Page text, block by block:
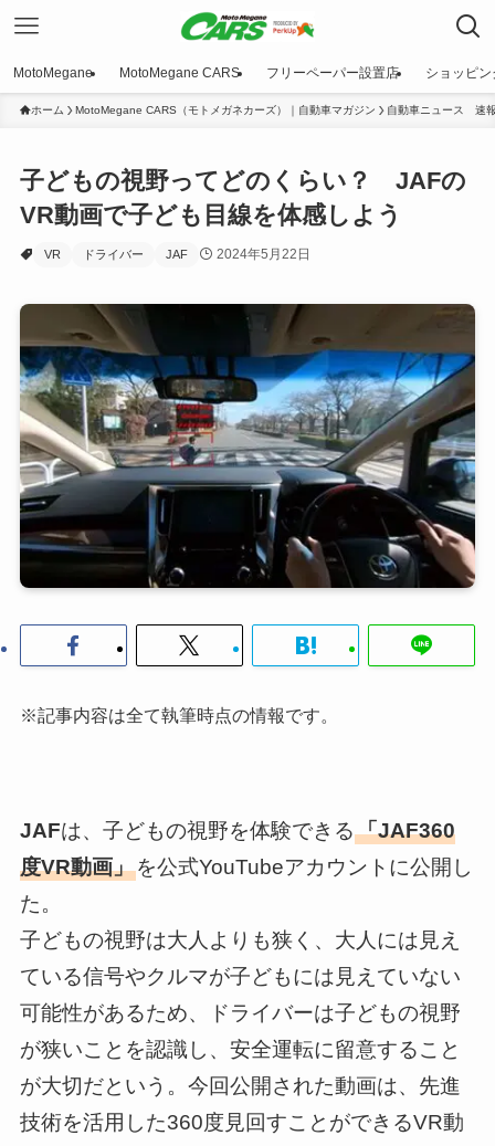
MotoMegane MotoMegane CARS フリーペーパー設置店 ショッピン
ホーム MotoMegane CARS（モトメガネカーズ）｜自動車マガジン 自動車ニュース 速
子どもの視野ってどのくらい？ JAFの
VR動画で子ども目線を体感しよう
VR ドライバー JAF 2024年5月22日
※記事内容は全て執筆時点の情報です。
JAFは、子どもの視野を体験できる「JAF360
度VR動画」を公式YouTubeアカウントに公開し
た。
子どもの視野は大人よりも狭く、大人には見え
ている信号やクルマが子どもには見えていない
可能性があるため、ドライバーは子どもの視野
が狭いことを認識し、安全運転に留意すること
が大切だという。今回公開された動画は、先進
技術を活用した360度見回すことができるVR動